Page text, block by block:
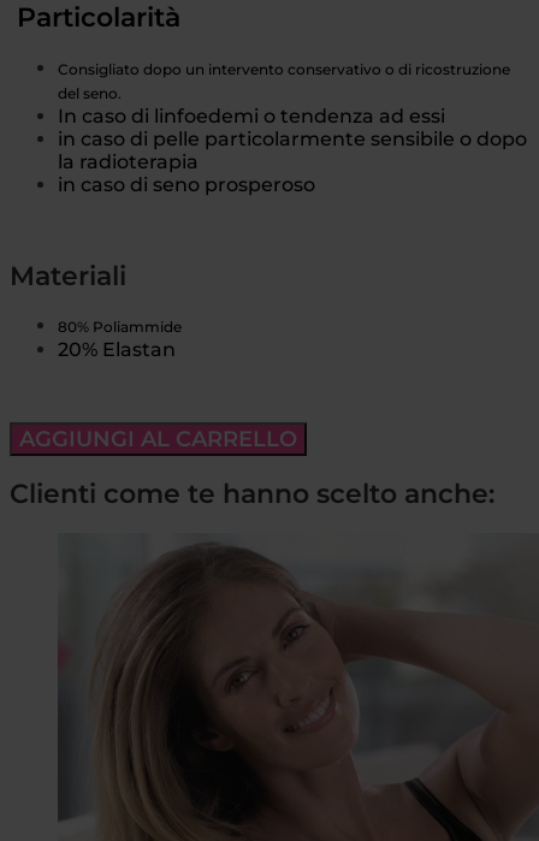
Particolarità
Consigliato dopo un intervento conservativo o di ricostruzione
del seno.
In caso di linfoedemi o tendenza ad essi
in caso di pelle particolarmente sensibile o dopo
la radioterapia
in caso di seno prosperoso
Materiali
80% Poliammide
20% Elastan
AGGIUNGI AL CARRELLO
Clienti come te hanno scelto anche: